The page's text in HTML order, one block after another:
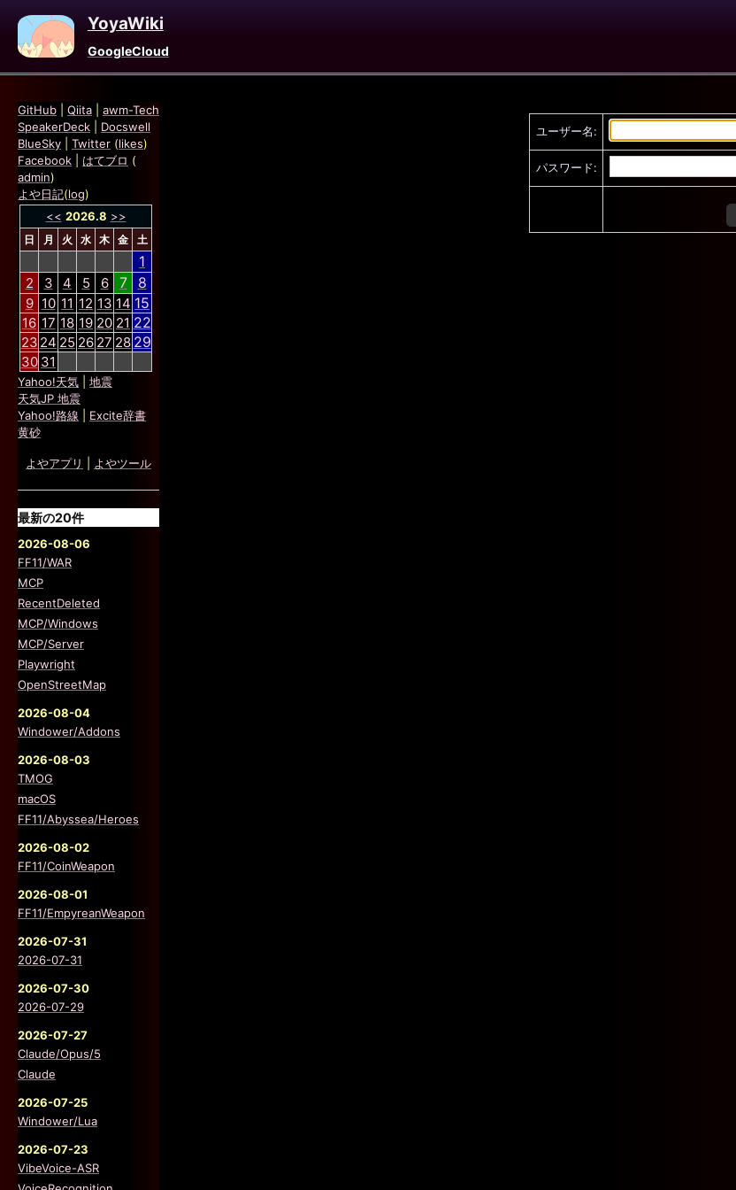
YoyaWiki
GoogleCloud
ユーザー名:
パスワード:
GitHub Qiita
awm-Tech
SpeakerDeck
Docswell
BlueSky
Twitter (likes)
Facebook
はてブロ (
admin)
よや日記(log)
<< 2026.8 >>
日 月 火 水 木 金 土
1
2 3 4 5 6 7 8
9 10 11 12 13 14 15
16 17 18 19 20 21 22
23 24 25 26 27 28 29
30 31
Yahoo!天気
地震
天気JP 地震
Yahoo!路線
Excite辞書
黄砂
よやアプリ よやツール
最新の20件
2026-08-06
FF11/WAR
MCP
RecentDeleted
MCP/Windows
MCP/Server
Playwright
OpenStreetMap
2026-08-04
Windower/Addons
2026-08-03
TMOG
macOS
FF11/Abyssea/Heroes
2026-08-02
FF11/CoinWeapon
2026-08-01
FF11/EmpyreanWeapon
2026-07-31
2026-07-31
2026-07-30
2026-07-29
2026-07-27
Claude/Opus/5
Claude
2026-07-25
Windower/Lua
2026-07-23
VibeVoice-ASR